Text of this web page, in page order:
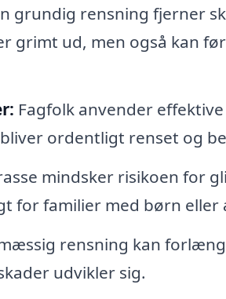
grundig rensning fjerner
grimt ud, men også kan
Fagfolk anvender
ordentligt renset og
mindsker risikoen for
for familier med børn eller
rensning kan
udvikler sig.